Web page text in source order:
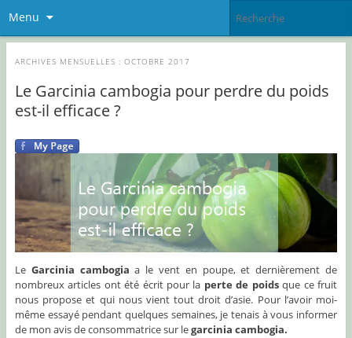
Menu
ARCHIVES MENSUELLES : OCTOBRE 2017
Le Garcinia cambogia pour perdre du poids
est-il efficace ?
Le Garcinia cambogia a le vent en poupe, et dernièrement de
nombreux articles ont été écrit pour la perte de poidsque ce fruit
nous propose et qui nous vient tout droit d’asie. Pour l’avoir moi-
même essayé pendant quelques semaines, je tenais à vous informer
de mon avis de consommatrice sur legarcinia cambogia.